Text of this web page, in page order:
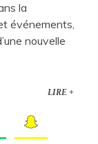
la
événements,
nouvelle
LIRE +